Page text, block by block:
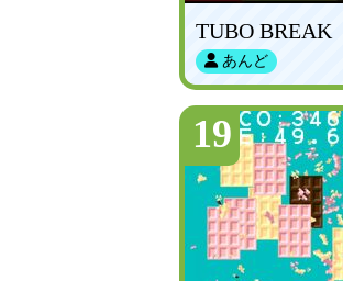
TUBO BREAK
あんど
19